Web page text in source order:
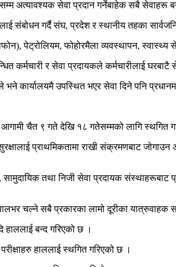
अत्यावश्यक सेवा प्रदान गर्नेबाहेक सबै सेवाहरू
संबोधन गर्दै संघ, प्रदेश र स्थानीय तहका
पेट्रोलियम, फोहोरमैला व्यवस्थापन, स्वास्थ्य
कर्मचारी र सेवा प्रदायकले कर्मचारीलाई
भने कार्यालयमै उपस्थित भएर सेवा दिने पनि
आगामी चैत ९ गते देखि १८ गतेसम्मको लागि स्थगित
प्राथमिकतामा राखी संक्रमणबाट
तथा निजी सेवा प्रदायक
चल्ने सबै प्रकारका लामो दूरीका यात्रुवाहक
बन्द गरिएको छ ।
हाललाई स्थगित गरिएको छ ।